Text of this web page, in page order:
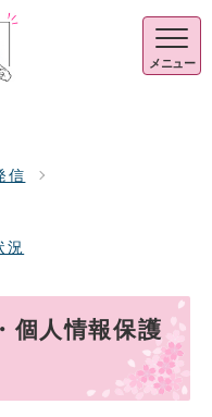
メニュー
信
況
個人情報保護